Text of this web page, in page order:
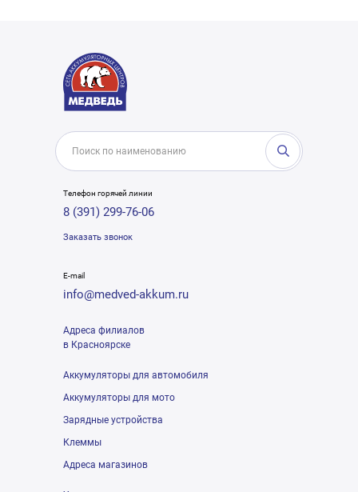
Телефон горячей линии
8 (391) 299-76-06
Заказать звонок
E-mail
info@medved-akkum.ru
Адреса филиалов
в Красноярске
Аккумуляторы для автомобиля
Аккумуляторы для мото
Зарядные устройства
Клеммы
Адреса магазинов